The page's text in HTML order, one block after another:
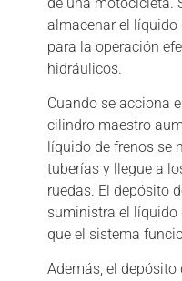
almacenar el líquido
para la operación
hidráulicos.
Cuando se acciona
cilindro maestro
líquido de frenos se
tuberías y llegue a
ruedas. El depósito
suministra el líquido
que el sistema
Además, el